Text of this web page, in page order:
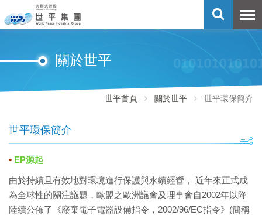
關於世平
世平首頁 關於世平 世平環保簡介
世平環保簡介
• EP源起
由於持續且有效地對環境進行保護與永續經營， 近年來正式成
為全球性的關注議題，歐盟之歐洲議會及理事會自2002年以降
陸續公佈了《廢棄電子電器設備指令，2002/96/EC指令》(簡稱